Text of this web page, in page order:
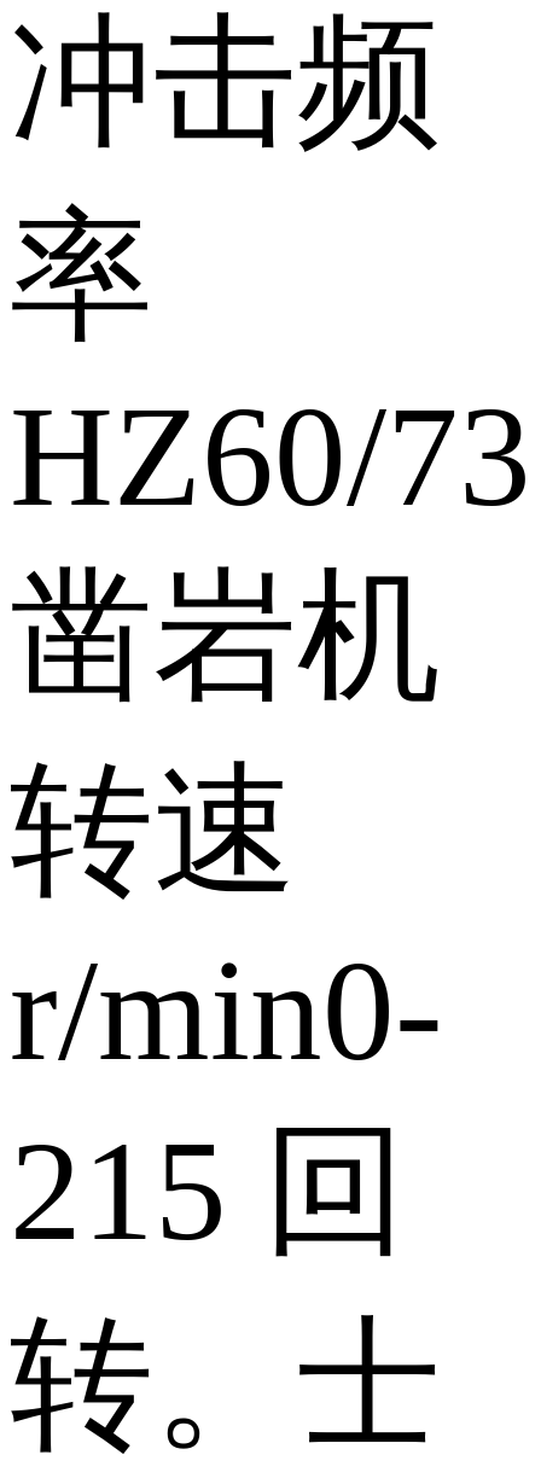
冲击频
率
HZ60/73
凿岩机
转速
r/min0-
215 回
转。 士